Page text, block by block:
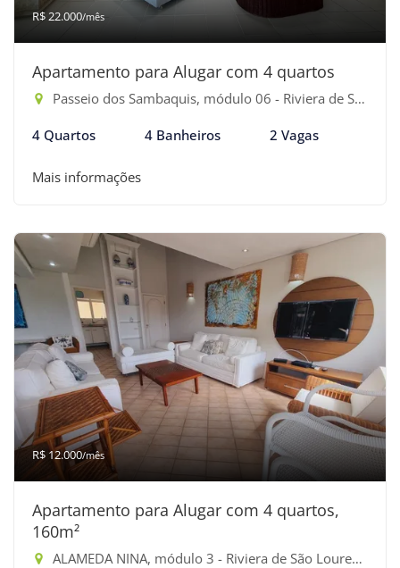
R$ 22.000/mês
Apartamento para Alugar com 4 quartos
Passeio dos Sambaquis, módulo 06 - Riviera de São Lourenço, Bertioga-SP
4 Quartos 4 Banheiros 2 Vagas
Mais informações
R$ 12.000/mês
Apartamento para Alugar com 4 quartos,
160m²
ALAMEDA NINA, módulo 3 - Riviera de São Lourenço, Bertioga-SP